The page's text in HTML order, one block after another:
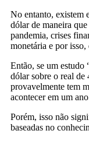
No entanto, existem
dólar de maneira
pandemia, crises
monetária e por isso,
Então, se um estudo
dólar sobre o real de
provavelmente tem
acontecer em um
Porém, isso não
baseadas no